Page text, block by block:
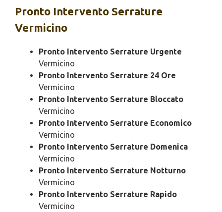
Pronto Intervento Serrature
Vermicino
Pronto Intervento Serrature Urgente
Vermicino
Pronto Intervento Serrature 24 Ore
Vermicino
Pronto Intervento Serrature Bloccato
Vermicino
Pronto Intervento Serrature Economico
Vermicino
Pronto Intervento Serrature Domenica
Vermicino
Pronto Intervento Serrature Notturno
Vermicino
Pronto Intervento Serrature Rapido
Vermicino